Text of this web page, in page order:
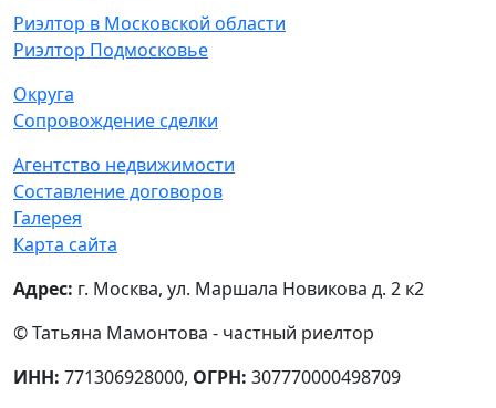
Риэлтор в Московской области
Риэлтор Подмосковье
Округа
Сопровождение сделки
Агентство недвижимости
Составление договоров
Галерея
Карта сайта
Адрес: г. Москва, ул. Маршала Новикова д. 2 к2
© Татьяна Мамонтова - частный риелтор
ИНН: 771306928000, ОГРН: 307770000498709